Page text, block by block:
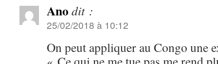
Ano dit :
25/02/2018 à 10:12
On peut appliquer au Congo une